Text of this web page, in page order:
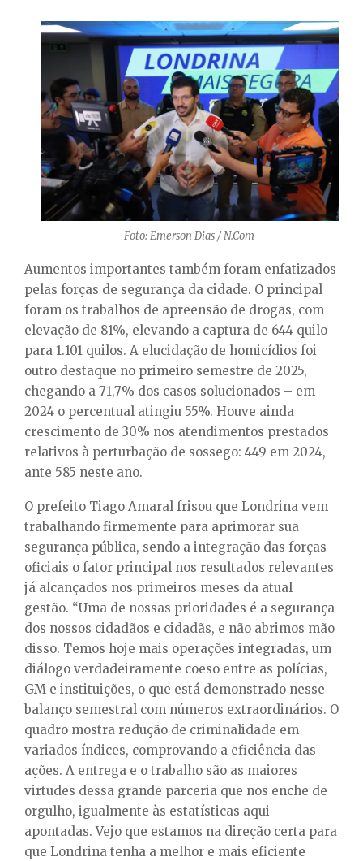
Foto: Emerson Dias / N.Com
Aumentos importantes também foram enfatizados
pelas forças de segurança da cidade. O principal
foram os trabalhos de apreensão de drogas, com
elevação de 81%, elevando a captura de 644 quilo
para 1.101 quilos. A elucidação de homicídios foi
outro destaque no primeiro semestre de 2025,
chegando a 71,7% dos casos solucionados – em
2024 o percentual atingiu 55%. Houve ainda
crescimento de 30% nos atendimentos prestados
relativos à perturbação de sossego: 449 em 2024,
ante 585 neste ano.
O prefeito Tiago Amaral frisou que Londrina vem
trabalhando firmemente para aprimorar sua
segurança pública, sendo a integração das forças
oficiais o fator principal nos resultados relevantes
já alcançados nos primeiros meses da atual
gestão. “Uma de nossas prioridades é a segurança
dos nossos cidadãos e cidadãs, e não abrimos mão
disso. Temos hoje mais operações integradas, um
diálogo verdadeiramente coeso entre as polícias,
GM e instituições, o que está demonstrado nesse
balanço semestral com números extraordinários. O
quadro mostra redução de criminalidade em
variados índices, comprovando a eficiência das
ações. A entrega e o trabalho são as maiores
virtudes dessa grande parceria que nos enche de
orgulho, igualmente às estatísticas aqui
apontadas. Vejo que estamos na direção certa para
que Londrina tenha a melhor e mais eficiente